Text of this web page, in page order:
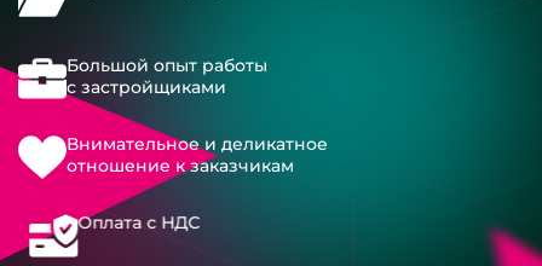
Большой опыт работы
с застройщиками
Внимательное и деликатное
отношение к заказчикам
Оплата с НДС